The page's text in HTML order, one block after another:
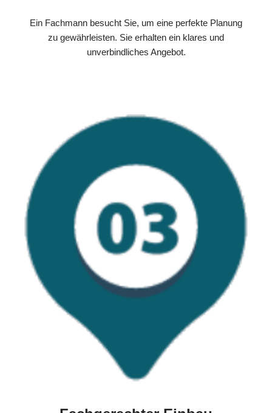
Ein Fachmann besucht Sie, um eine perfekte Planung
zu gewährleisten. Sie erhalten ein klares und
unverbindliches Angebot.